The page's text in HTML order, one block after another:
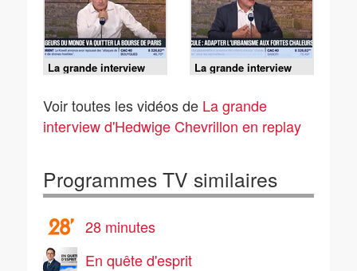
reconnaissent pas en
politique - 09/07
La grande interview
d'Hedwige Chevrillon -
(Voyageurs du Monde)
: Voyageurs du Monde
va quitter le Bourse de
La grande interview
d'Hedwige Chevrillon -
(WO2) : Canicule, la
France doit changer
d'échelle - 09/07
Voir toutes les vidéos de La grande
interview d'Hedwige Chevrillon en replay
Programmes TV similaires
28 minutes
En quête d'esprit